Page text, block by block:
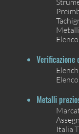
Verificazione
Metalli
Italia